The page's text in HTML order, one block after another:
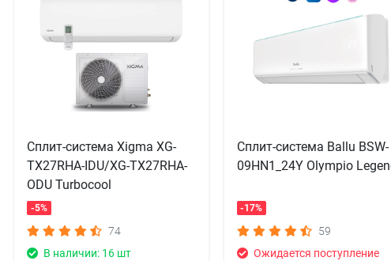
Сплит-система Xigma XG-
TX27RHA-IDU/XG-TX27RHA-
ODU Turbocool
-5%
74
В наличии: 16 шт
Сплит-система Ballu BSW-
09HN1_24Y Olympio
-17%
59
Ожидается поступление